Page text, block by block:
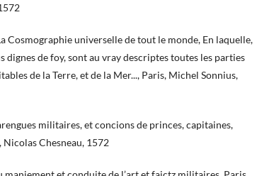
Cosmographie universelle de tout le monde, En laquelle,
dignes de foy, sont au vray descriptes toutes les parties
de la Terre, et de la Mer..., Paris, Michel Sonnius,
militaires, et concions de princes, capitaines,
Chesneau, 1572